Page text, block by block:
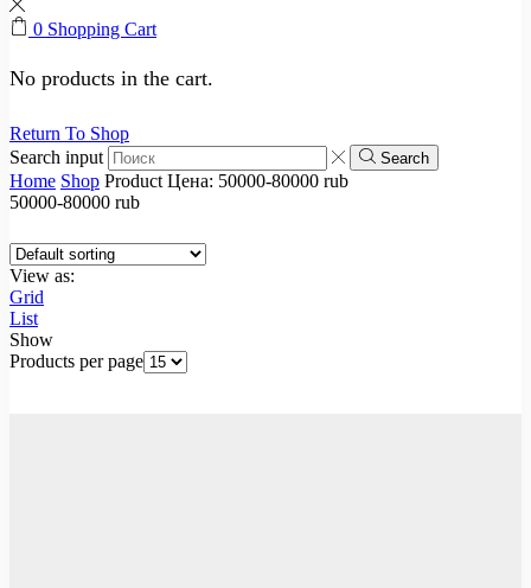
0 Shopping Cart
No products in the cart.
Return To Shop
Search input
Search
Home Shop Product Цена: 50000-80000 rub
50000-80000 rub
View as:
Grid
List
Show
Products per page